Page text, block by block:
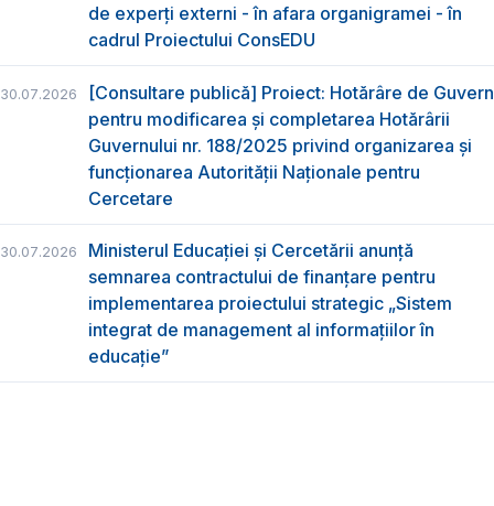
de experți externi - în afara organigramei - în
cadrul Proiectului ConsEDU
30.07.2026
[Consultare publică] Proiect: Hotărâre de Guvern
pentru modificarea și completarea Hotărârii
Guvernului nr. 188/2025 privind organizarea şi
funcţionarea Autorităţii Naţionale pentru
Cercetare
30.07.2026
Ministerul Educației și Cercetării anunță
semnarea contractului de finanțare pentru
implementarea proiectului strategic „Sistem
integrat de management al informațiilor în
educație”